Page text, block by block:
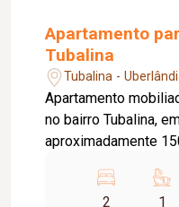
Apartamento
Tubalina
Tubalina -
Apartamento
no bairro Tubalina,
aproximadamente
eletrônicos,
2 1